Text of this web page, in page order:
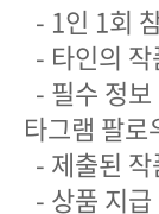
- 1인 1회
- 타인의
- 필수 정
타그램 팔
- 제출된
- 상품 지